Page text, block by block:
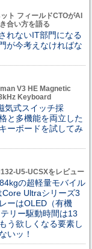
ト フィールドCTOがAI
合い方を語る
れないIT部門になる
が今考えなければな
V3 HE Magnetic
Keyboard
気式スイッチ採
と多機能を両立した
ーボードを試してみ
U5-UCSXをレビュー
の超軽量モバイル
Core Ultraシリーズ3
ーはOLED（有機
リー駆動時間は13
う欲しくなる要素し
いッ！